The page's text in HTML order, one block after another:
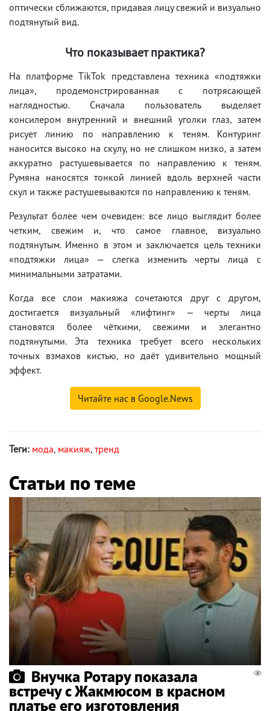
оптически сближаются, придавая лицу свежий и визуально
подтянутый вид.
Что показывает практика?
На платформе TikTok представлена техника «подтяжки
лица», продемонстрированная с потрясающей
наглядностью. Сначала пользователь выделяет
консилером внутренний и внешний уголки глаз, затем
рисует линию по направлению к теням. Контуринг
наносится высоко на скулу, но не слишком низко, а затем
аккуратно растушевывается по направлению к теням.
Румяна наносятся тонкой линией вдоль верхней части
скул и также растушевываются по направлению к теням.
Результат более чем очевиден: все лицо выглядит более
четким, свежим и, что самое главное, визуально
подтянутым. Именно в этом и заключается цель техники
«подтяжки лица» — слегка изменить черты лица с
минимальными затратами.
Когда все слои макияжа сочетаются друг с другом,
достигается визуальный «лифтинг» — черты лица
становятся более чёткими, свежими и элегантно
подтянутыми. Эта техника требует всего нескольких
точных взмахов кистью, но даёт удивительно мощный
эффект.
Читайте нас в Google.News
Теги: мода, макияж, тренд
Статьи по теме
Внучка Ротару показала
встречу с Жакмюсом в красном
платье его изготовления